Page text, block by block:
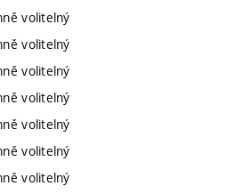
volitelný
volitelný
volitelný
volitelný
volitelný
volitelný
volitelný